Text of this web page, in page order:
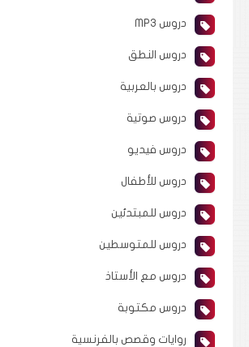
دروس MP3
دروس النطق
دروس بالعربية
دروس صوتية
دروس فيديو
دروس للأطفال
دروس للمبتدئين
دروس للمتوسطين
دروس مع الأستاذ
دروس مكتوبة
روايات وقصص بالفرنسية